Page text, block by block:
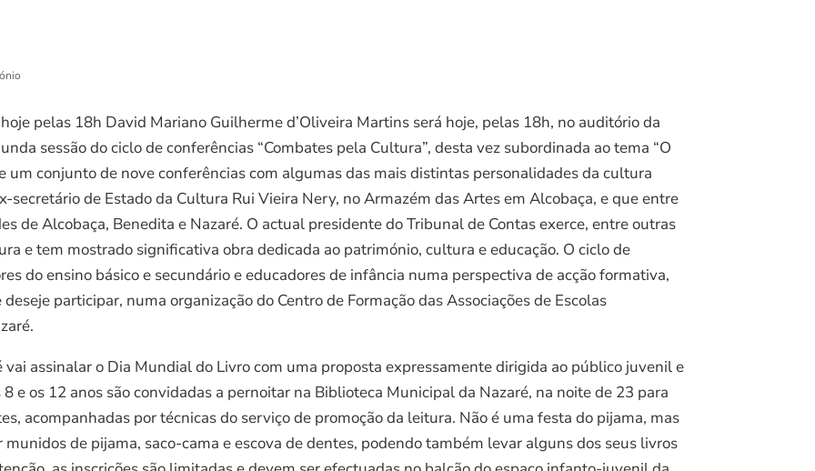
pelas 18h David Mariano Guilherme d’Oliveira Martins será hoje, pelas 18h, no auditório da
sessão do ciclo de conferências “Combates pela Cultura”, desta vez subordinada ao tema “O
conjunto de nove conferências com algumas das mais distintas personalidades da cultura
de Estado da Cultura Rui Vieira Nery, no Armazém das Artes em Alcobaça, e que entre
de Alcobaça, Benedita e Nazaré. O actual presidente do Tribunal de Contas exerce, entre outras
e tem mostrado significativa obra dedicada ao património, cultura e educação. O ciclo de
do ensino básico e secundário e educadores de infância numa perspectiva de acção formativa,
participar, numa organização do Centro de Formação das Associações de Escolas
assinalar o Dia Mundial do Livro com uma proposta expressamente dirigida ao público juvenil e
e os 12 anos são convidadas a pernoitar na Biblioteca Municipal da Nazaré, na noite de 23 para
acompanhadas por técnicas do serviço de promoção da leitura. Não é uma festa do pijama, mas
de pijama, saco-cama e escova de dentes, podendo também levar alguns dos seus livros